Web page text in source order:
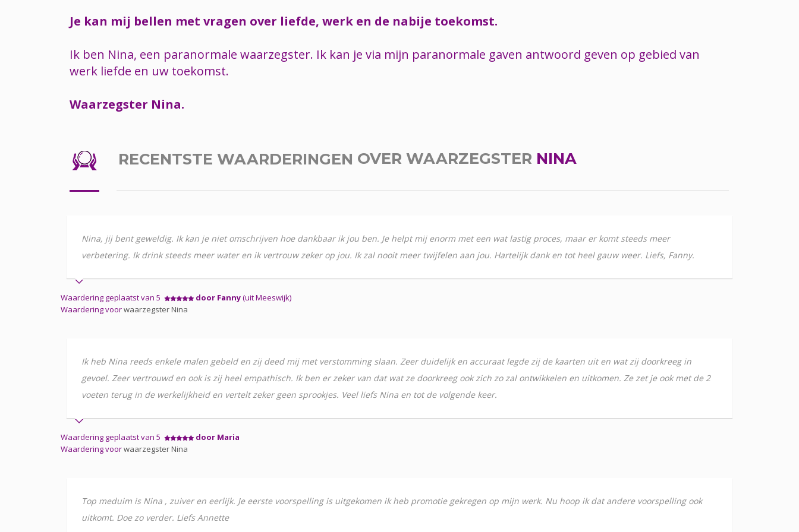
Je kan mij bellen met vragen over liefde, werk en de nabije toekomst.
Ik ben Nina, een paranormale waarzegster. Ik kan je via mijn paranormale gaven antwoord geven op gebied van
werk liefde en uw toekomst.
Waarzegster Nina.
RECENTSTE WAARDERINGEN OVER WAARZEGSTER NINA
Nina, jij bent geweldig. Ik kan je niet omschrijven hoe dankbaar ik jou ben. Je helpt mij enorm met een wat lastig proces, maar er komt steeds meer
verbetering. Ik drink steeds meer water en ik vertrouw zeker op jou. Ik zal nooit meer twijfelen aan jou. Hartelijk dank en tot heel gauw weer. Liefs, Fanny.
Waardering geplaatst van 5 door Fanny(uit Meeswijk)
Waardering voorwaarzegster Nina
Ik heb Nina reeds enkele malen gebeld en zij deed mij met verstomming slaan. Zeer duidelijk en accuraat legde zij de kaarten uit en wat zij doorkreeg in
gevoel. Zeer vertrouwd en ook is zij heel empathisch. Ik ben er zeker van dat wat ze doorkreeg ook zich zo zal ontwikkelen en uitkomen. Ze zet je ook met de 2
voeten terug in de werkelijkheid en vertelt zeker geen sprookjes. Veel liefs Nina en tot de volgende keer.
Waardering geplaatst van 5
door Maria
Waardering voorwaarzegster Nina
Top meduim is Nina , zuiver en eerlijk. Je eerste voorspelling is uitgekomen ik heb promotie gekregen op mijn werk. Nu hoop ik dat andere voorspelling ook
uitkomt. Doe zo verder. Liefs Annette